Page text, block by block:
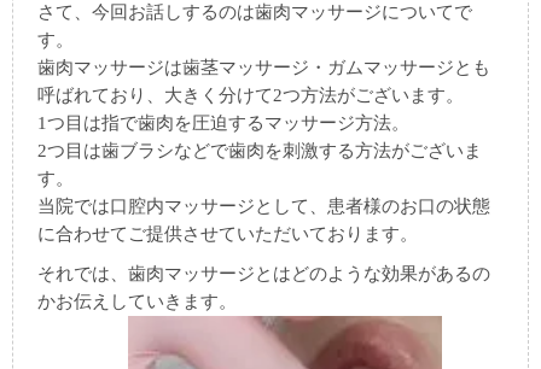
さて、今回お話しするのは歯肉マッサージについてで
す。
歯肉マッサージは歯茎マッサージ・ガムマッサージとも
呼ばれており、大きく分けて2つ方法がございます。
1つ目は指で歯肉を圧迫するマッサージ方法。
2つ目は歯ブラシなどで歯肉を刺激する方法がございま
す。
当院では口腔内マッサージとして、患者様のお口の状態
に合わせてご提供させていただいております。
それでは、歯肉マッサージとはどのような効果があるの
かお伝えしていきます。